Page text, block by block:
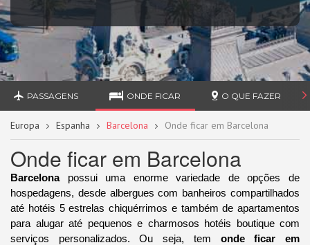
PASSAGENS ONDE FICAR O QUE FAZER
Europa Espanha Barcelona Onde ficar em Barcelona
Onde ficar em Barcelona
Barcelona possui uma enorme variedade de opções de
hospedagens, desde albergues com banheiros compartilhados
até hotéis 5 estrelas chiquérrimos e também de apartamentos
para alugar até pequenos e charmosos hotéis boutique com
serviços personalizados. Ou seja, tem onde ficar em